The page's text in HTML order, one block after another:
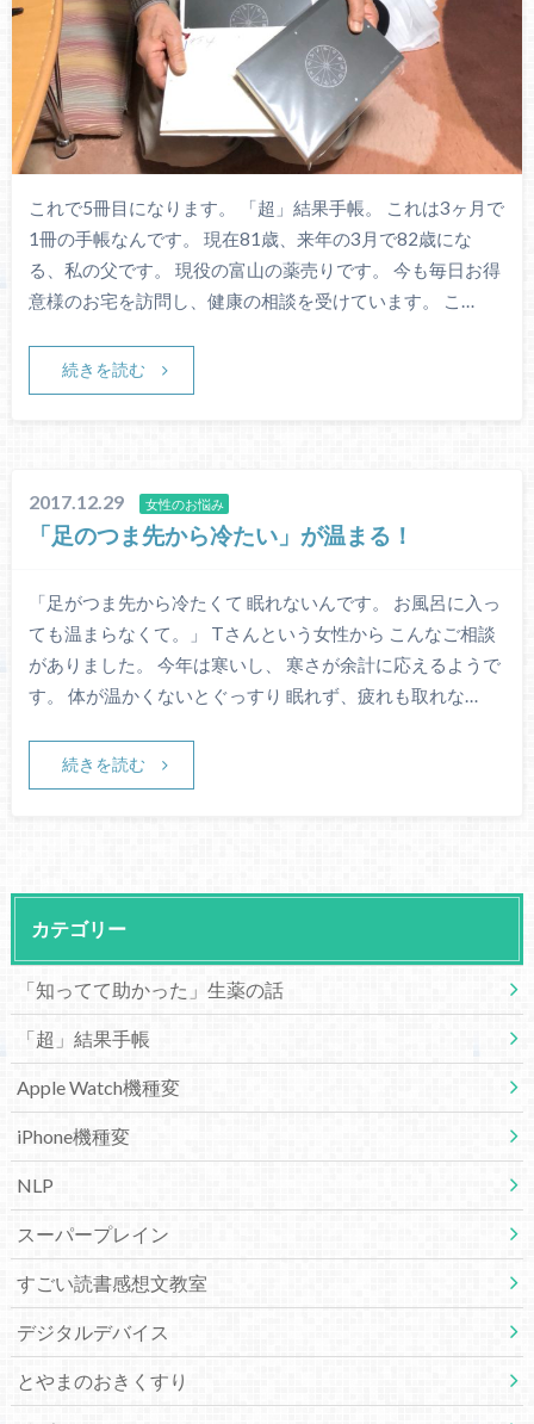
これで5冊目になります。 「超」結果手帳。 これは3ヶ月で
1冊の手帳なんです。 現在81歳、来年の3月で82歳にな
る、私の父です。 現役の富山の薬売りです。 今も毎日お得
意様のお宅を訪問し、健康の相談を受けています。 こ…
続きを読む
2017.12.29 女性のお悩み
「足のつま先から冷たい」が温まる！
「足がつま先から冷たくて 眠れないんです。 お風呂に入っ
ても温まらなくて。」 Tさんという女性から こんなご相談
がありました。 今年は寒いし、 寒さが余計に応えるようで
す。 体が温かくないとぐっすり 眠れず、疲れも取れな…
続きを読む
カテゴリー
「知ってて助かった」生薬の話
「超」結果手帳
Apple Watch機種変
iPhone機種変
NLP
スーパープレイン
すごい読書感想文教室
デジタルデバイス
とやまのおきくすり